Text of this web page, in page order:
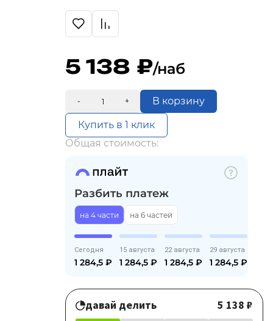
5 138 /наб
- + В корзину
Купить в 1 клик
Общая стоимость:
Разбить платеж
на 4 части на 6 частей
Сегодня
1 284,5 ₽
15 августа
1 284,5 ₽
22 августа
1 284,5 ₽
29 августа
1 284,5 ₽
давай делить 5 138 ₽